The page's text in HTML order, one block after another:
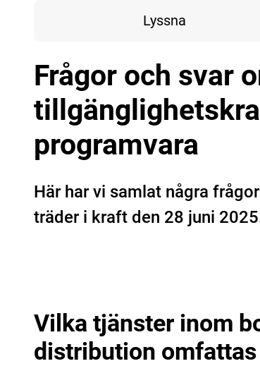
Lyssna
Frågor och svar
programvara
Här har vi samlat några
träder i kraft den 28 juni
Vilka tjänster inom
distribution omfattas